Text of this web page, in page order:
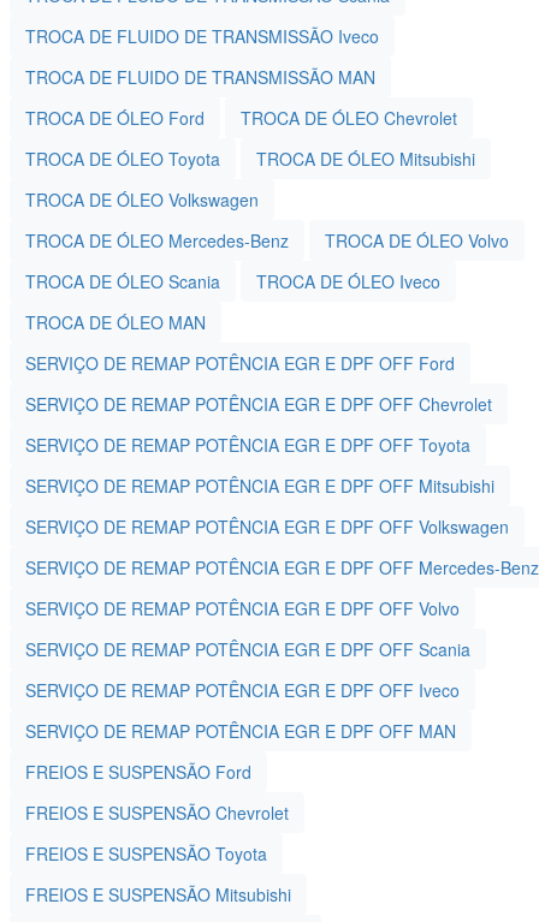
TROCA DE FLUIDO DE TRANSMISSÃO Iveco
TROCA DE FLUIDO DE TRANSMISSÃO MAN
TROCA DE ÓLEO Ford
TROCA DE ÓLEO Chevrolet
TROCA DE ÓLEO Toyota
TROCA DE ÓLEO Mitsubishi
TROCA DE ÓLEO Volkswagen
TROCA DE ÓLEO Mercedes-Benz
TROCA DE ÓLEO Volvo
TROCA DE ÓLEO Scania
TROCA DE ÓLEO Iveco
TROCA DE ÓLEO MAN
SERVIÇO DE REMAP POTÊNCIA EGR E DPF OFF Ford
SERVIÇO DE REMAP POTÊNCIA EGR E DPF OFF Chevrolet
SERVIÇO DE REMAP POTÊNCIA EGR E DPF OFF Toyota
SERVIÇO DE REMAP POTÊNCIA EGR E DPF OFF Mitsubishi
SERVIÇO DE REMAP POTÊNCIA EGR E DPF OFF Volkswagen
SERVIÇO DE REMAP POTÊNCIA EGR E DPF OFF Mercedes-Benz
SERVIÇO DE REMAP POTÊNCIA EGR E DPF OFF Volvo
SERVIÇO DE REMAP POTÊNCIA EGR E DPF OFF Scania
SERVIÇO DE REMAP POTÊNCIA EGR E DPF OFF Iveco
SERVIÇO DE REMAP POTÊNCIA EGR E DPF OFF MAN
FREIOS E SUSPENSÃO Ford
FREIOS E SUSPENSÃO Chevrolet
FREIOS E SUSPENSÃO Toyota
FREIOS E SUSPENSÃO Mitsubishi